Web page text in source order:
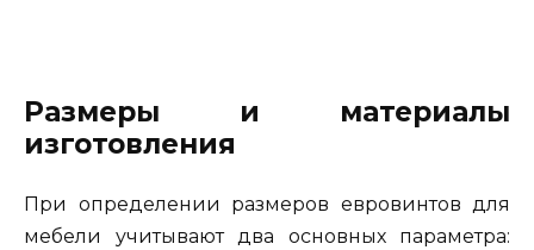
Размеры и материалы
изготовления
При определении размеров евровинтов для
мебели учитывают два основных параметра: